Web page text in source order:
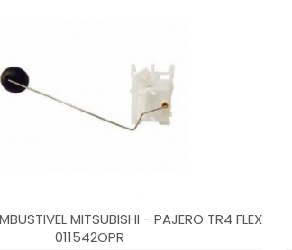
MITSUBISHI - PAJERO TR4 FLEX
011542OPR